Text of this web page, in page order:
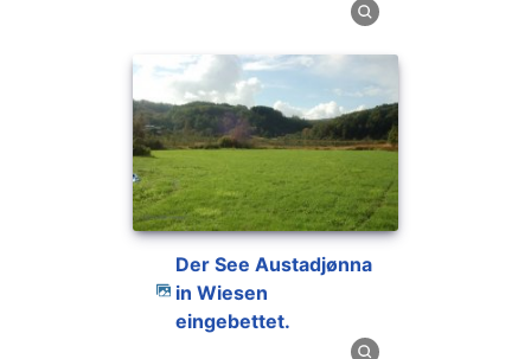
Der See Austadjønna
in Wiesen
eingebettet.